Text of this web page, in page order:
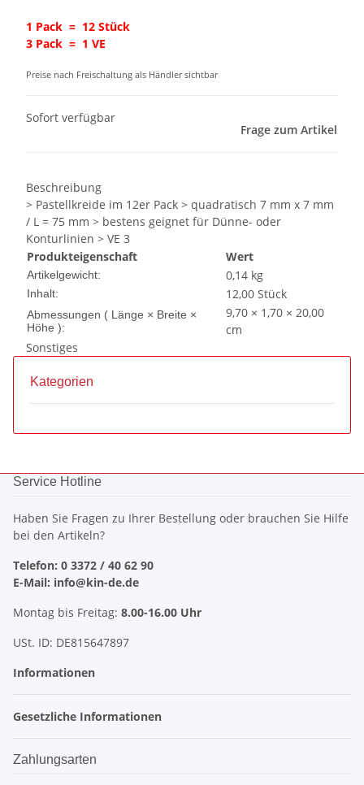
1 Pack = 12 Stück
3 Pack = 1 VE
Preise nach Freischaltung als Händler sichtbar
Sofort verfügbar
Frage zum Artikel
Beschreibung
> Pastellkreide im 12er Pack > quadratisch 7 mm x 7 mm
/ L = 75 mm > bestens geignet für Dünne- oder
Konturlinien > VE 3
Produkteigenschaft
Wert
Artikelgewicht: 0,14 kg
Inhalt: 12,00 Stück
Abmessungen ( Länge × Breite ×
Höhe ):
9,70 × 1,70 × 20,00
cm
Sonstiges
Kategorien
Service Hotline
Haben Sie Fragen zu Ihrer Bestellung oder brauchen Sie Hilfe
bei den Artikeln?
Telefon: 0 3372 / 40 62 90
E-Mail: info@kin-de.de
Montag bis Freitag: 8.00-16.00 Uhr
USt. ID: DE815647897
Informationen
Gesetzliche Informationen
Zahlungsarten